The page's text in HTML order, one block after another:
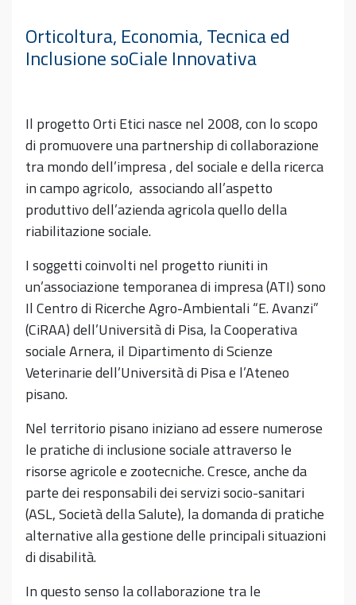
Orticoltura, Economia, Tecnica ed
Inclusione soCiale Innovativa
Il progetto Orti Etici nasce nel 2008, con lo scopo
di promuovere una partnership di collaborazione
tra mondo dell’impresa , del sociale e della ricerca
in campo agricolo, associando all’aspetto
produttivo dell’azienda agricola quello della
riabilitazione sociale.
I soggetti coinvolti nel progetto riuniti in
un’associazione temporanea di impresa (ATI) sono
Il Centro di Ricerche Agro-Ambientali “E. Avanzi”
(CiRAA) dell’Università di Pisa, la Cooperativa
sociale Arnera, il Dipartimento di Scienze
Veterinarie dell’Università di Pisa e l’Ateneo
pisano.
Nel territorio pisano iniziano ad essere numerose
le pratiche di inclusione sociale attraverso le
risorse agricole e zootecniche. Cresce, anche da
parte dei responsabili dei servizi socio-sanitari
(ASL, Società della Salute), la domanda di pratiche
alternative alla gestione delle principali situazioni
di disabilità.
In questo senso la collaborazione tra le